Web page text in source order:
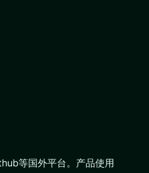
等国外平台。产品使用